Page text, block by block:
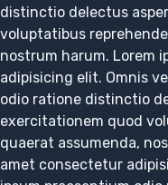
distinctio delectus
voluptatibus
nostrum harum. Lorem
adipisicing elit. Omnis
odio ratione distinctio
exercitationem quod
quaerat assumenda,
amet consectetur